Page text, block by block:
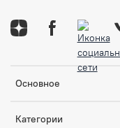
Основное
Категории